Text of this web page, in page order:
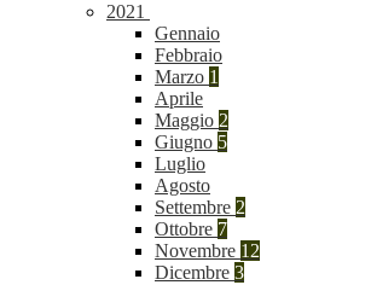
2021
Gennaio
Febbraio
Marzo 1
Aprile
Maggio 2
Giugno 5
Luglio
Agosto
Settembre 2
Ottobre 7
Novembre 12
Dicembre 3